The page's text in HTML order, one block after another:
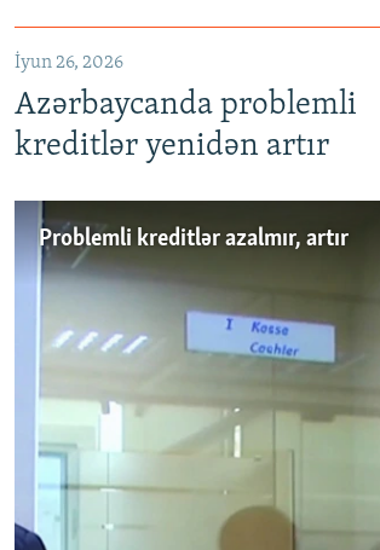
720p 1080p
İyun 26, 2026
Azərbaycanda problemli
kreditlər yenidən artır
Problemli kreditlər azalmır, artır